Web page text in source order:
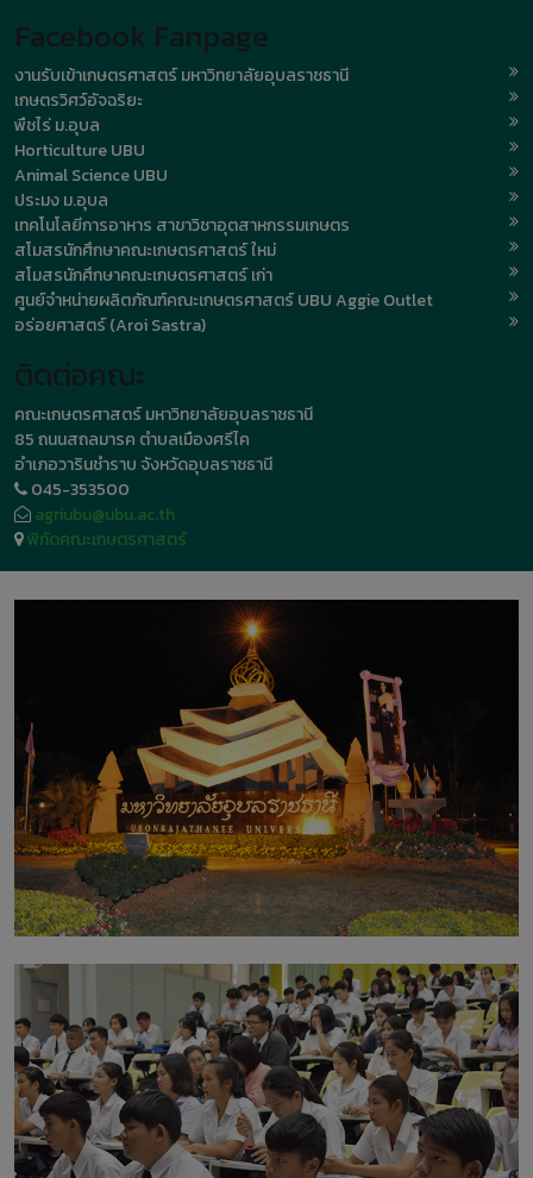
Facebook Fanpage
งานรับเข้าเกษตรศาสตร์ มหาวิทยาลัยอุบลราชธานี
เกษตรวิศว์อัจฉริยะ
พืชไร่ ม.อุบล
Horticulture UBU
Animal Science UBU
ประมง ม.อุบล
เทคโนโลยีการอาหาร สาขาวิชาอุตสาหกรรมเกษตร
สโมสรนักศึกษาคณะเกษตรศาสตร์ ใหม่
สโมสรนักศึกษาคณะเกษตรศาสตร์ เก่า
ศูนย์จำหน่ายผลิตภัณฑ์คณะเกษตรศาสตร์ UBU Aggie Outlet
อร่อยศาสตร์ (Aroi Sastra)
ติดต่อคณะ
คณะเกษตรศาสตร์ มหาวิทยาลัยอุบลราชธานี
85 ถนนสถลมารค ตำบลเมืองศรีไค
อำเภอวารินชำราบ จังหวัดอุบลราชธานี
045-353500
agriubu@ubu.ac.th
พิกัดคณะเกษตรศาสตร์